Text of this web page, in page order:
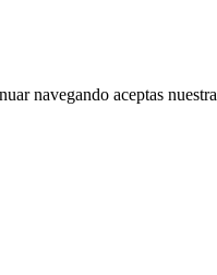
navegando aceptas nuestra